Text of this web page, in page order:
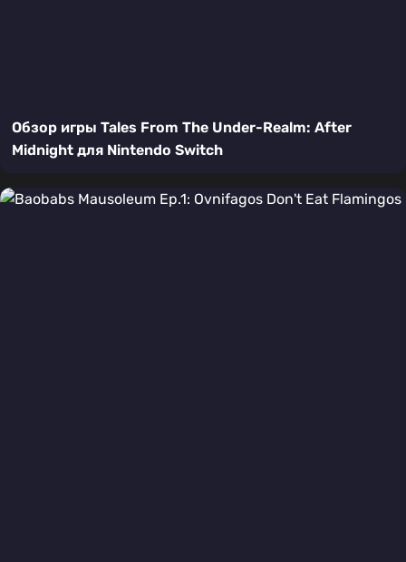
Обзор игры Tales From The Under-Realm: After
Midnight для Nintendo Switch